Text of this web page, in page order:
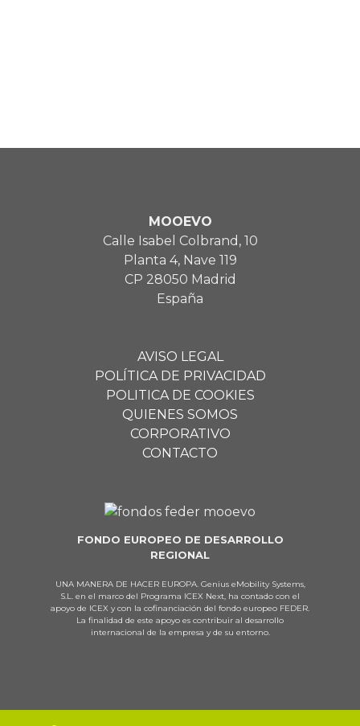
MOOEVO
Calle Isabel Colbrand, 10
Planta 4, Nave 119
CP 28050 Madrid
España
AVISO LEGAL
POLÍTICA DE PRIVACIDAD
POLITICA DE COOKIES
QUIENES SOMOS
CORPORATIVO
CONTACTO
FONDO EUROPEO DE DESARROLLO
REGIONAL
UNA MANERA DE HACER EUROPA. Genius eMobility Systems,
S.L. en el marco del Programa ICEX Next, ha contado con el
apoyo de ICEX y con la cofinanciación del fondo europeo FEDER.
La finalidad de este apoyo es contribuir al desarrollo
internacional de la empresa y de su entorno.